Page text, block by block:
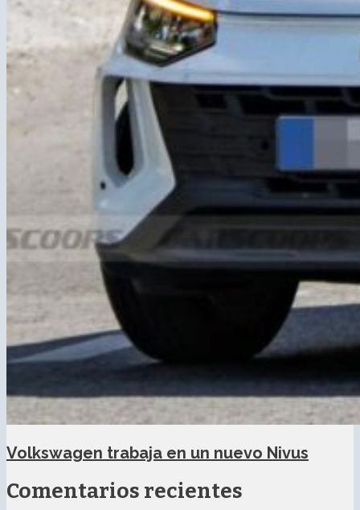
Volkswagen trabaja en un nuevo Nivus
Comentarios recientes